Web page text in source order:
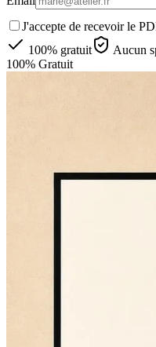
J'accepte de recevoir le
100% gratuit Aucun
100% Gratuit